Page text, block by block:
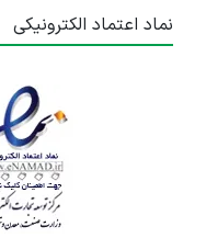
نماد اعتماد الکترونیکی